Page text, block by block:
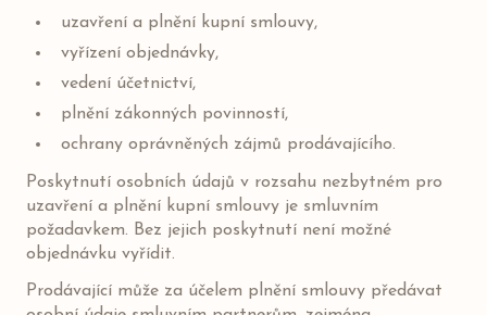
uzavření a plnění kupní smlouvy,
vyřízení objednávky,
vedení účetnictví,
plnění zákonných povinností,
ochrany oprávněných zájmů prodávajícího.
Poskytnutí osobních údajů v rozsahu nezbytném pro
uzavření a plnění kupní smlouvy je smluvním
požadavkem. Bez jejich poskytnutí není možné
objednávku vyřídit.
Prodávající může za účelem plnění smlouvy předávat